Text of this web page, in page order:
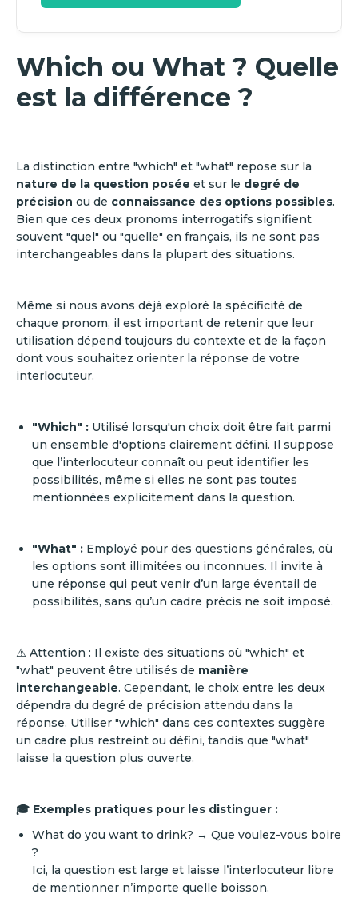
Which ou What ? Quelle
est la différence ?
La distinction entre "which" et "what" repose sur la
nature de la question posée et sur le degré de
précision ou de connaissance des options possibles.
Bien que ces deux pronoms interrogatifs signifient
souvent "quel" ou "quelle" en français, ils ne sont pas
interchangeables dans la plupart des situations.
Même si nous avons déjà exploré la spécificité de
chaque pronom, il est important de retenir que leur
utilisation dépend toujours du contexte et de la façon
dont vous souhaitez orienter la réponse de votre
interlocuteur.
"Which" : Utilisé lorsqu'un choix doit être fait parmi
un ensemble d'options clairement défini. Il suppose
que l’interlocuteur connaît ou peut identifier les
possibilités, même si elles ne sont pas toutes
mentionnées explicitement dans la question.
"What" : Employé pour des questions générales, où
les options sont illimitées ou inconnues. Il invite à
une réponse qui peut venir d’un large éventail de
possibilités, sans qu’un cadre précis ne soit imposé.
⚠️ Attention : Il existe des situations où "which" et
"what" peuvent être utilisés de manière
interchangeable. Cependant, le choix entre les deux
dépendra du degré de précision attendu dans la
réponse. Utiliser "which" dans ces contextes suggère
un cadre plus restreint ou défini, tandis que "what"
laisse la question plus ouverte.
🎓 Exemples pratiques pour les distinguer :
What do you want to drink? → Que voulez-vous boire
?
Ici, la question est large et laisse l’interlocuteur libre
de mentionner n’importe quelle boisson.